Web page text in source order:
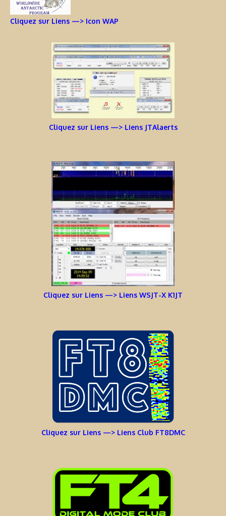
Cliquez sur Liens —> Icon WAP
Cliquez sur Liens —> Liens JTAlaerts
Cliquez sur Liens —> Liens WSJT-X K1JT
Cliquez sur Liens —> Liens Club FT8DMC